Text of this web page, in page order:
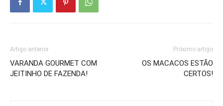
Artigo anterior
VARANDA GOURMET COM
JEITINHO DE FAZENDA!
Próximo artigo
OS MACACOS ESTÃO
CERTOS!